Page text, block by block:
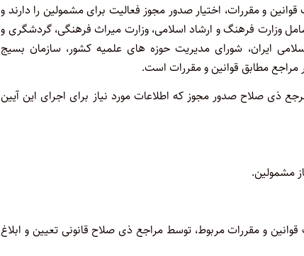
و مقررات، اختیار صدور مجوز فعالیت برای مشمولین را دارند و
وزارت فرهنگ و ارشاد اسلامی، وزارت میراث فرهنگی، گردشگری و
ایران، شورای مدیریت حوزه های علمیه کشور، سازمان بسیج
مطابق قوانین و مقررات است.
ذی صلاح صدور مجوز که اطلاعات مورد نیاز برای اجرای این آیین
و مقررات مربوط، توسط مراجع ذی صلاح قانونی تعیین و ابلاغ